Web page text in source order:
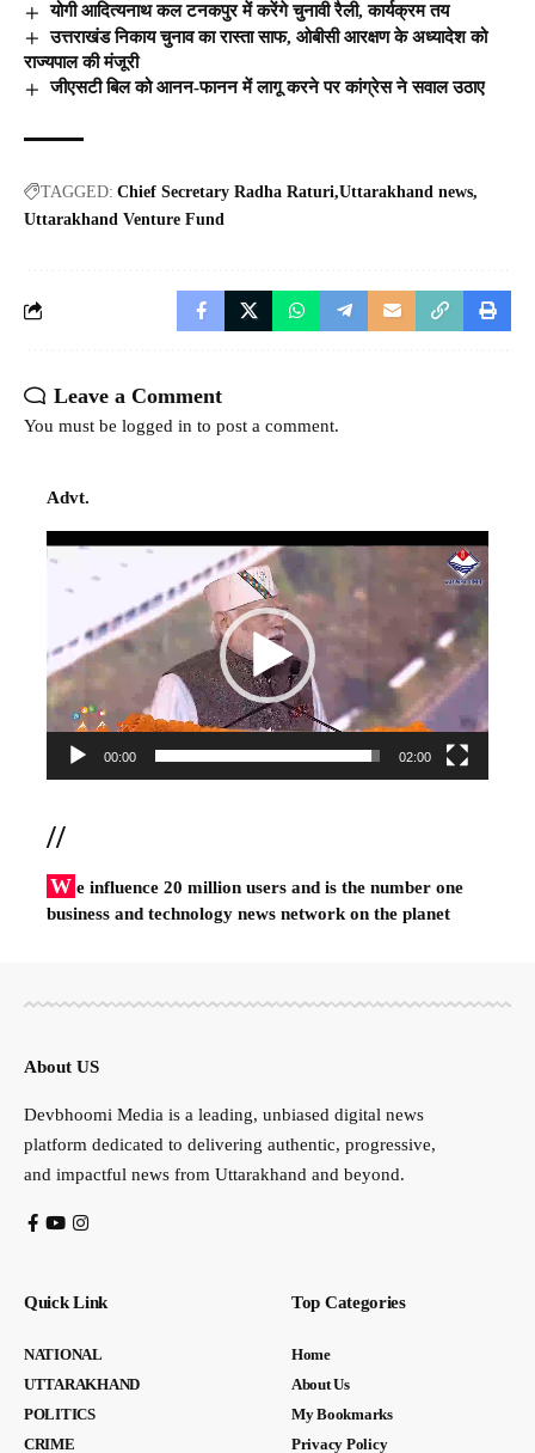
योगी आदित्यनाथ कल टनकपुर में करेंगे चुनावी रैली, कार्यक्रम तय
उत्तराखंड निकाय चुनाव का रास्ता साफ, ओबीसी आरक्षण के अध्यादेश को
राज्यपाल की मंजूरी
जीएसटी बिल को आनन-फानन में लागू करने पर कांग्रेस ने सवाल उठाए
TAGGED: Chief Secretary Radha Raturi Uttarakhand news
Uttarakhand Venture Fund
Leave a Comment
You must be logged in to post a comment.
Advt.
Video
00:00 02:00
//
W e influence 20 million users and is the number one
business and technology news network on the planet
About US
Devbhoomi Media is a leading, unbiased digital news
platform dedicated to delivering authentic, progressive,
and impactful news from Uttarakhand and beyond.
Quick Link
NATIONAL
UTTARAKHAND
POLITICS
CRIME
Top Categories
Home
About Us
My Bookmarks
Privacy Policy